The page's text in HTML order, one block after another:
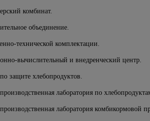
комбинат.
объединение.
технической комплектации.
вычислительный и внедренческий центр.
защите хлебопродуктов.
лаборатория по
лаборатория комбикормовой